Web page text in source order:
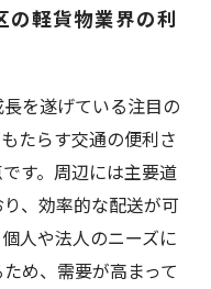
の軽貨物業界の利
を遂げている注目の
たらす交通の便利さ
す。周辺には主要道
、効率的な配送が可
人や法人のニーズに
め、需要が高まって